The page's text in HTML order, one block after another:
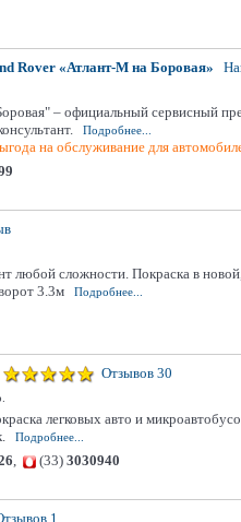
Rover «Атлант-М на Боровая»
– официальный сервисный
Подробнее...
на обслуживание для
любой сложности. Покраска в
3.3м
Подробнее...
Отзывов 30
легковых авто и
Подробнее...
, (33) 3030940
1